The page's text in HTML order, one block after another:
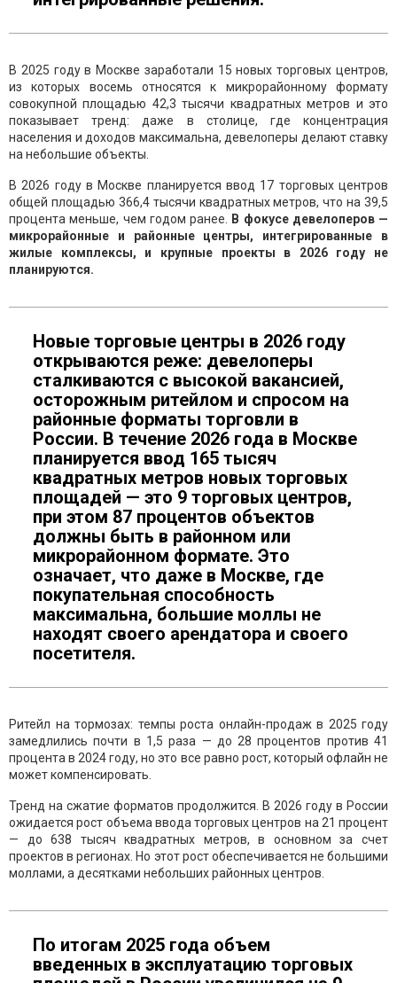
В 2025 году в Москве заработали 15 новых торговых центров,
из которых восемь относятся к микрорайонному формату
совокупной площадью 42,3 тысячи квадратных метров и это
показывает тренд: даже в столице, где концентрация
населения и доходов максимальна, девелоперы делают ставку
на небольшие объекты.
В 2026 году в Москве планируется ввод 17 торговых центров
общей площадью 366,4 тысячи квадратных метров, что на 39,5
процента меньше, чем годом ранее.
В фокусе девелоперов —
микрорайонные и районные центры, интегрированные в
жилые комплексы, и крупные проекты в 2026 году не
планируются.
Новые торговые центры в 2026 году
открываются реже: девелоперы
сталкиваются с высокой вакансией,
осторожным ритейлом и спросом на
районные форматы торговли в
России. В течение 2026 года в Москве
планируется ввод 165 тысяч
квадратных метров новых торговых
площадей — это 9 торговых центров,
при этом 87 процентов объектов
должны быть в районном или
микрорайонном формате. Это
означает, что даже в Москве, где
покупательная способность
максимальна, большие моллы не
находят своего арендатора и своего
посетителя.
Ритейл на тормозах: темпы роста онлайн-продаж в 2025 году
замедлились почти в 1,5 раза — до 28 процентов против 41
процента в 2024 году, но это все равно рост, который офлайн не
может компенсировать.
Тренд на сжатие форматов продолжится. В 2026 году в России
ожидается рост объема ввода торговых центров на 21 процент
— до 638 тысяч квадратных метров, в основном за счет
проектов в регионах. Но этот рост обеспечивается не большими
моллами, а десятками небольших районных центров.
По итогам 2025 года объем
введенных в эксплуатацию торговых